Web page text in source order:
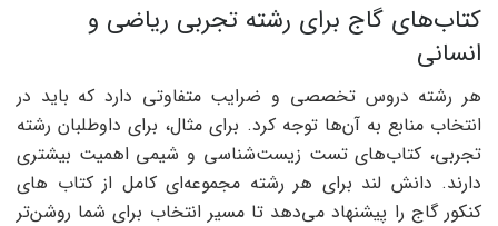
کتاب‌های گاج برای رشته تجربی ریاضی و
انسانی
هر رشته دروس تخصصی و ضرایب متفاوتی دارد که باید در
انتخاب منابع به آن‌ها توجه کرد. برای مثال، برای داوطلبان رشته
تجربی، کتاب‌های تست زیست‌شناسی و شیمی اهمیت بیشتری
دارند. دانش لند برای هر رشته مجموعه‌ای کامل از کتاب های
کنکور گاج را پیشنهاد می‌دهد تا مسیر انتخاب برای شما روشن‌تر